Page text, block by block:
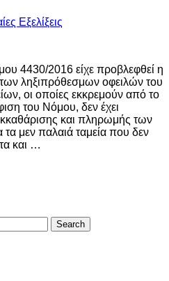
Εξελίξεις
4430/2016 είχε προβλεφθεί η
ληξιπρόθεσμων οφειλών του
οι οποίες εκκρεμούν από το
του Νόμου, δεν έχει
και πληρωμής των
μεν παλαιά ταμεία που δεν
και …